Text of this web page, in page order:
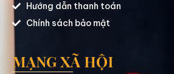
Hướng dẫn thanh toán
Chính sách bảo mật
MẠNG XÃ HỘI